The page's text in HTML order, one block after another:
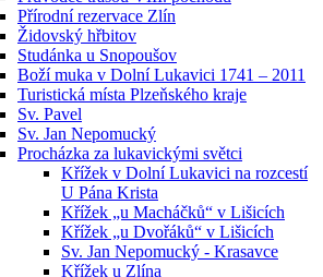
Přírodní rezervace Zlín
Židovský hřbitov
Studánka u Snopoušov
Boží muka v Dolní Lukavici 1741 – 2011
Turistická místa Plzeňského kraje
Sv. Pavel
Sv. Jan Nepomucký
Procházka za lukavickými světci
Křížek v Dolní Lukavici na rozcestí
U Pána Krista
Křížek „u Macháčků“ v Lišicích
Křížek „u Dvořáků“ v Lišicích
Sv. Jan Nepomucký - Krasavce
Křížek u Zlína